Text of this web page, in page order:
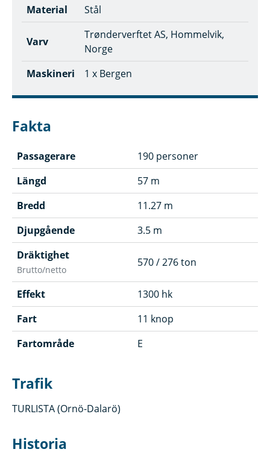
Material
Stål
Varv
Trønderverftet AS, Hommelvik,
Norge
Maskineri
1 x Bergen
Fakta
Passagerare
190 personer
Längd
57 m
Bredd
11.27 m
Djupgående
3.5 m
Dräktighet
Brutto/netto
570 / 276 ton
Effekt
1300 hk
Fart
11 knop
Fartområde
E
Trafik
TURLISTA (Ornö-Dalarö)
Historia